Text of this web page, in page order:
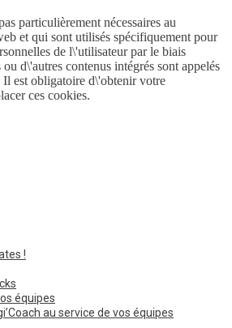
particulièrement nécessaires au
et qui sont utilisés spécifiquement pour
de l\'utilisateur par le biais
d\'autres contenus intégrés sont appelés
Il est obligatoire d\'obtenir votre
ces cookies.
!
équipes
au service de vos équipes